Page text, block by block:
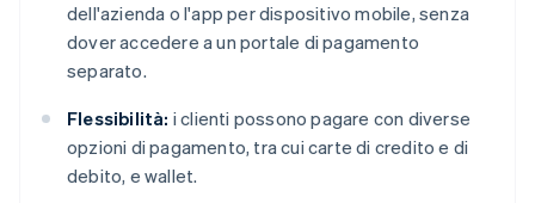
dell'azienda o l'app per dispositivo mobile, senza
dover accedere a un portale di pagamento
separato.
Flessibilità: i clienti possono pagare con diverse
opzioni di pagamento, tra cui carte di credito e di
debito, e wallet.